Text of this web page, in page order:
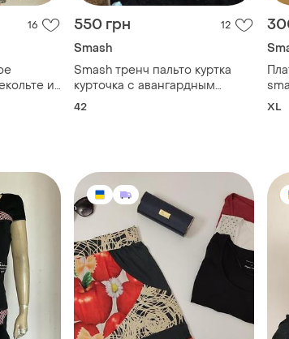
16
и
550 грн 12
Smash
Smash тренч пальто куртка
курточка с авангардным
принтом винтаж винтажная
42 XL